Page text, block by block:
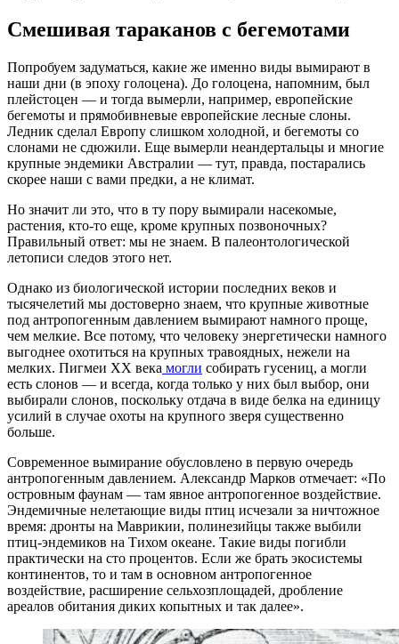
Смешивая тараканов с бегемотами
Попробуем задуматься, какие же именно виды вымирают в
наши дни (в эпоху голоцена). До голоцена, напомним, был
плейстоцен — и тогда вымерли, например, европейские
бегемоты и прямобивневые европейские лесные слоны.
Ледник сделал Европу слишком холодной, и бегемоты со
слонами не сдюжили. Еще вымерли неандертальцы и многие
крупные эндемики Австралии — тут, правда, постарались
скорее наши с вами предки, а не климат.
Но значит ли это, что в ту пору вымирали насекомые,
растения, кто-то еще, кроме крупных позвоночных?
Правильный ответ: мы не знаем. В палеонтологической
летописи следов этого нет.
Однако из биологической истории последних веков и
тысячелетий мы достоверно знаем, что крупные животные
под антропогенным давлением вымирают намного проще,
чем мелкие. Все потому, что человеку энергетически намного
выгоднее охотиться на крупных травоядных, нежели на
мелких. Пигмеи XX века могли собирать гусениц, а могли
есть слонов — и всегда, когда только у них был выбор, они
выбирали слонов, поскольку отдача в виде белка на единицу
усилий в случае охоты на крупного зверя существенно
больше.
Современное вымирание обусловлено в первую очередь
антропогенным давлением. Александр Марков отмечает: «По
островным фаунам — там явное антропогенное воздействие.
Эндемичные нелетающие виды птиц исчезали за ничтожное
время: дронты на Маврикии, полинезийцы также выбили
птиц-эндемиков на Тихом океане. Такие виды погибли
практически на сто процентов. Если же брать экосистемы
континентов, то и там в основном антропогенное
воздействие, расширение сельхозплощадей, дробление
ареалов обитания диких копытных и так далее».